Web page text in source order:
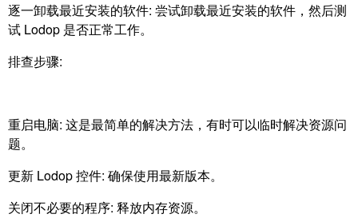
逐一卸载最近安装的软件: 尝试卸载最近安装的软件，然后测
试 Lodop 是否正常工作。
排查步骤:
重启电脑: 这是最简单的解决方法，有时可以临时解决资源问
题。
更新 Lodop 控件: 确保使用最新版本。
关闭不必要的程序: 释放内存资源。